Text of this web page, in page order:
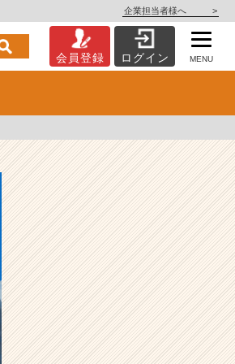
企業担当者様へ >
会員登録 ログイン MENU